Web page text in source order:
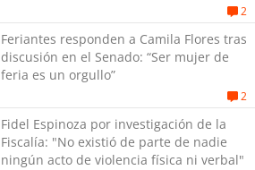
2
Feriantes responden a Camila Flores tras
discusión en el Senado: “Ser mujer de
feria es un orgullo”
2
Fidel Espinoza por investigación de la
Fiscalía: "No existió de parte de nadie
ningún acto de violencia física ni verbal"